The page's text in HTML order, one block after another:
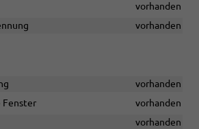
vorhanden
vorhanden
vorhanden
Fenster
vorhanden
vorhanden